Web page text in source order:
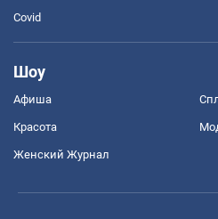
Covid
Шоу
Афиша
Красота
Женский Журнал